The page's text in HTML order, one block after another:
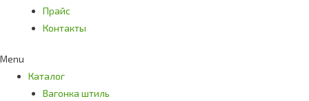
Прайс
Контакты
Menu
Каталог
Вагонка штиль